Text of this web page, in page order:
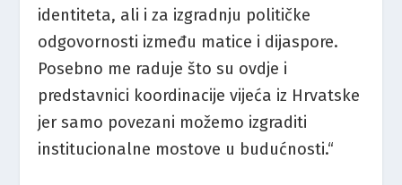
identiteta, ali i za izgradnju političke
odgovornosti između matice i dijaspore.
Posebno me raduje što su ovdje i
predstavnici koordinacije vijeća iz Hrvatske
jer samo povezani možemo izgraditi
institucionalne mostove u budućnosti.“